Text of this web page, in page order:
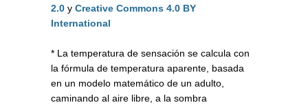
2.0 y Creative Commons 4.0 BY
International
* La temperatura de sensación se calcula con
la fórmula de temperatura aparente, basada
en un modelo matemático de un adulto,
caminando al aire libre, a la sombra